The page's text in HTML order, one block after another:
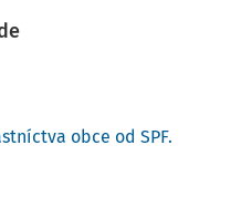
obce od SPF.